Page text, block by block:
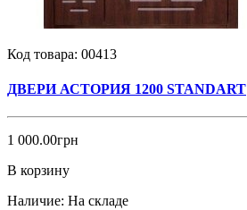
Код товара: 00413
ДВЕРИ АСТОРИЯ 1200 STANDART
1 000.00грн
В корзину
Наличие: На складе